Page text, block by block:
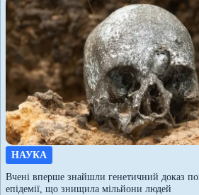
НАУКА
Вчені вперше знайшли генетичний доказ
епідемії, що знищила мільйони людей